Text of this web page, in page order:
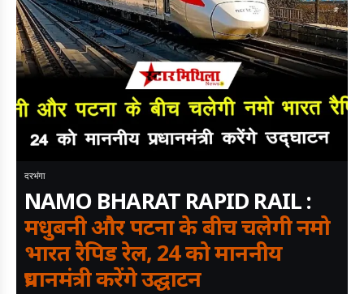
दरभंगा
NAMO BHARAT RAPID RAIL :
मधुबनी और पटना के बीच चलेगी नमो
भारत रैपिड रेल, 24 को माननीय
प्रधानमंत्री करेंगे उद्घाटन